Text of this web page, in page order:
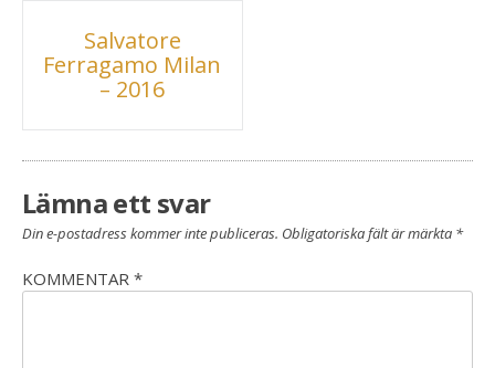
Inläggsnavigering
Salvatore
Ferragamo Milan
– 2016
Lämna ett svar
Din e-postadress kommer inte publiceras. Obligatoriska fält är märkta *
KOMMENTAR *